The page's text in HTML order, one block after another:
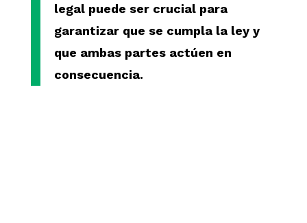
legal puede ser crucial para
garantizar que se cumpla la ley y
que ambas partes actúen en
consecuencia.